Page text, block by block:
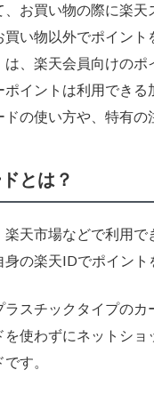
お買い物の際に楽
い物以外でポイン
は、楽天会員向けの
イントは利用でき
の使い方や、特有の
とは？
天市場などで利用
の楽天IDでポイン
スチックタイプの
使わずにネットシ
す。